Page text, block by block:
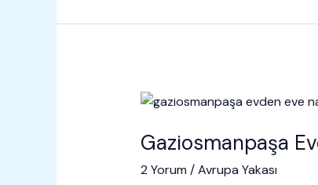
Gaziosmanpaşa
2 Yorum /Avrupa Yakası